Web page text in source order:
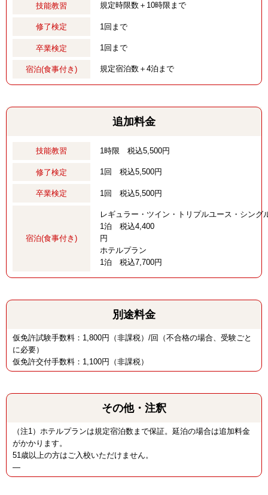
技能教習 規定時限数＋10時限まで
修了検定 1回まで
卒業検定 1回まで
宿泊(食事付き) 規定宿泊数＋4泊まで
追加料金
技能教習 1時限 税込5,500円
修了検定 1回 税込5,500円
卒業検定 1回 税込5,500円
宿泊(食事付き)
レギュラー・ツイン・トリプルユース・シング
1泊 税込4,400
ホテルプラン
1泊 税込7,700円
別途料金
仮免許試験手数料：1,800円（非課税）/回（不合格の場合、受験ごと
に必要）
仮免許交付手数料：1,100円（非課税）
その他・注釈
（注1）ホテルプランは規定宿泊数まで保証。延泊の場合は追加料金
がかかります。
51歳以上の方はご入校いただけません。
―